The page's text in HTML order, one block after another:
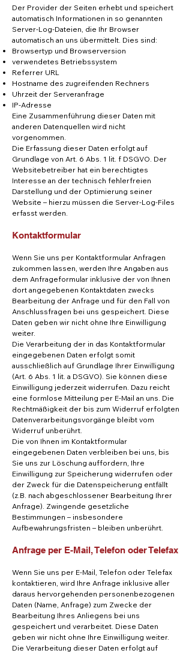
Der Provider der Seiten erhebt und speichert
automatisch Informationen in so genannten
Server-Log-Dateien, die Ihr Browser
automatisch an uns übermittelt. Dies sind:
Browsertyp und Browserversion
verwendetes Betriebssystem
Referrer URL
Hostname des zugreifenden Rechners
Uhrzeit der Serveranfrage
IP-Adresse
Eine Zusammenführung dieser Daten mit
anderen Datenquellen wird nicht
vorgenommen.
Die Erfassung dieser Daten erfolgt auf
Grundlage von Art. 6 Abs. 1 lit. f DSGVO. Der
Websitebetreiber hat ein berechtigtes
Interesse an der technisch fehlerfreien
Darstellung und der Optimierung seiner
Website – hierzu müssen die Server-Log-Files
erfasst werden.
Kontaktformular
Wenn Sie uns per Kontaktformular Anfragen
zukommen lassen, werden Ihre Angaben aus
dem Anfrageformular inklusive der von Ihnen
dort angegebenen Kontaktdaten zwecks
Bearbeitung der Anfrage und für den Fall von
Anschlussfragen bei uns gespeichert. Diese
Daten geben wir nicht ohne Ihre Einwilligung
weiter.
Die Verarbeitung der in das Kontaktformular
eingegebenen Daten erfolgt somit
ausschließlich auf Grundlage Ihrer Einwilligung
(Art. 6 Abs. 1 lit. a DSGVO). Sie können diese
Einwilligung jederzeit widerrufen. Dazu reicht
eine formlose Mitteilung per E-Mail an uns. Die
Rechtmäßigkeit der bis zum Widerruf erfolgten
Datenverarbeitungsvorgänge bleibt vom
Widerruf unberührt.
Die von Ihnen im Kontaktformular
eingegebenen Daten verbleiben bei uns, bis
Sie uns zur Löschung auffordern, Ihre
Einwilligung zur Speicherung widerrufen oder
der Zweck für die Datenspeicherung entfällt
(z.B. nach abgeschlossener Bearbeitung Ihrer
Anfrage). Zwingende gesetzliche
Bestimmungen – insbesondere
Aufbewahrungsfristen – bleiben unberührt.
Anfrage per E-Mail, Telefon oder Telefax
Wenn Sie uns per E-Mail, Telefon oder Telefax
kontaktieren, wird Ihre Anfrage inklusive aller
daraus hervorgehenden personenbezogenen
Daten (Name, Anfrage) zum Zwecke der
Bearbeitung Ihres Anliegens bei uns
gespeichert und verarbeitet. Diese Daten
geben wir nicht ohne Ihre Einwilligung weiter.
Die Verarbeitung dieser Daten erfolgt auf